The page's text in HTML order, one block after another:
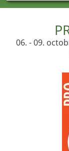
06. - 09.
Foire noms